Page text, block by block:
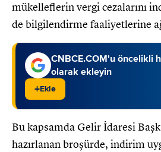
mükelleflerin vergi cezalarını
de bilgilendirme faaliyetlerine
CNBCE.COM'u öncelikli
olarak ekleyin
+Ekle
Bu kapsamda Gelir İdaresi
hazırlanan broşürde, indirim